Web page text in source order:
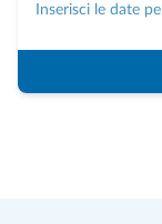
Inserisci le date